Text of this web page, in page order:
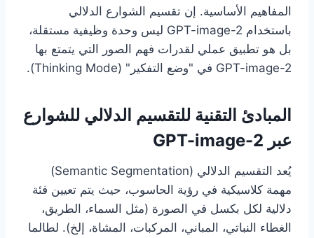
المفاهيم الأساسية. إن تقسيم الشوارع الدلالي
باستخدام GPT-image-2 ليس وحدة وظيفية مستقلة،
بل هو تطبيق عملي لقدرات فهم الصور التي يتمتع بها
GPT-image-2 في "وضع التفكير" (Thinking Mode).
المبادئ التقنية للتقسيم الدلالي للشوارع
عبر GPT-image-2
يُعد التقسيم الدلالي (Semantic Segmentation)
مهمة كلاسيكية في رؤية الحاسوب، حيث يتم تعيين فئة
دلالية لكل بكسل في الصورة (مثل السماء، الطريق،
الغطاء النباتي، المباني، المركبات، المشاة، إلخ). لطالما